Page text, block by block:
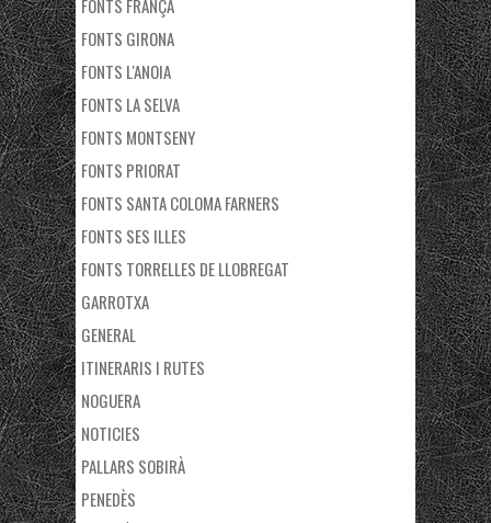
FONTS FRANÇA
FONTS GIRONA
FONTS L'ANOIA
FONTS LA SELVA
FONTS MONTSENY
FONTS PRIORAT
FONTS SANTA COLOMA FARNERS
FONTS SES ILLES
FONTS TORRELLES DE LLOBREGAT
GARROTXA
GENERAL
ITINERARIS I RUTES
NOGUERA
NOTICIES
PALLARS SOBIRÀ
PENEDÈS